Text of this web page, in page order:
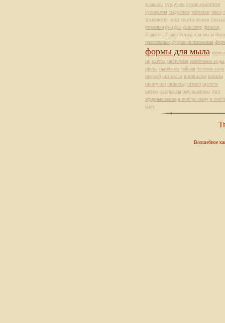
флаконы сундучок сухие красители
сухоцветы съедобное таблетки такса
технология торт тортик тыква
упаковка фен фея фиксатор флакон
флаконы флаон форма для мыла
пластиковая форма силиконовая
формы для мыла
цв цветок цветочная цветочные воды
цветы цыпленок чайная человек-паук
шарпей ши масло шиншилла шишка
шкатулки шоколад штамп щелочь
щенок экстракты эмульгаторы эрго
эфирные масла я люблю маму я
папу
Волшебное